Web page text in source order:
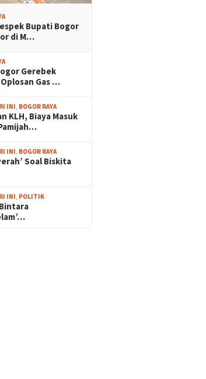
Bupati Bogor
di M…
Gerebek
Gas …
INI, BOGOR RAYA
KLH, Biaya Masuk
INI, BOGOR RAYA
Soal Biskita
INI, POLITIK